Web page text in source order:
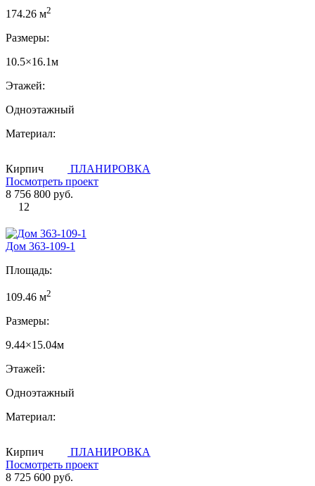
174.26 м2
Размеры:
10.5×16.1м
Этажей:
Одноэтажный
Материал:
Кирпич
ПЛАНИРОВКА
Посмотреть проект
8 756 800 руб.
12
Дом 363-109-1
Площадь:
109.46 м2
Размеры:
9.44×15.04м
Этажей:
Одноэтажный
Материал:
Кирпич
ПЛАНИРОВКА
Посмотреть проект
8 725 600 руб.